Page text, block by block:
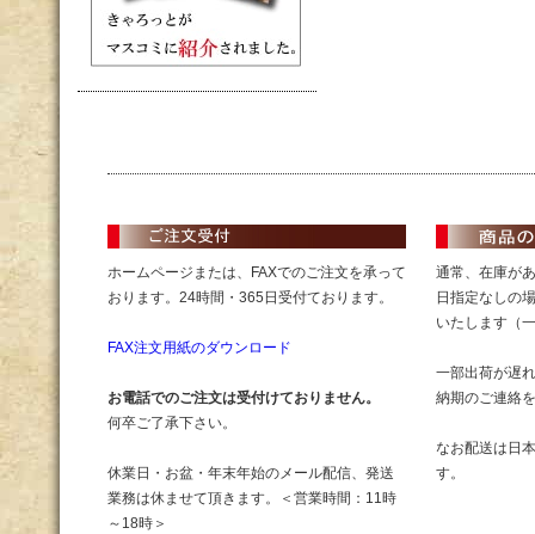
ホームページまたは、FAXでのご注文を承って
おります。24時間・365日受付ております。
FAX注文用紙のダウンロード
お電話でのご注文は受付けておりません。
何卒ご了承下さい。
休業日・お盆・年末年始のメール配信、発送
業務は休ませて頂きます。＜営業時間：11時
～18時＞
通常、在庫が
日指定なしの
いたします（
一部出荷が遅
納期のご連絡
なお配送は日
す。